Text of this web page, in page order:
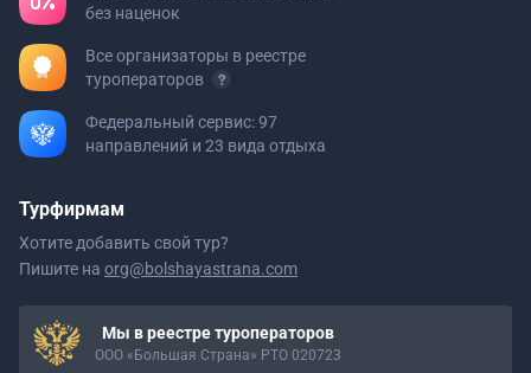
без наценок
Все организаторы в реестре
туроператоров
Федеральный сервис: 97
направлений и 23 вида отдыха
Турфирмам
Хотите добавить свой тур?
Пишите на org@bolshayastrana.com
Мы в реестре туроператоров
ООО «Большая Страна» РТО 020723